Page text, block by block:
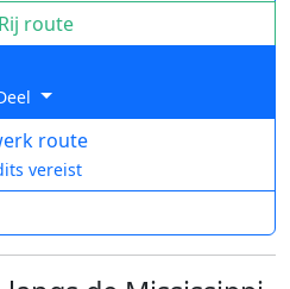
Rij route
route
vereist